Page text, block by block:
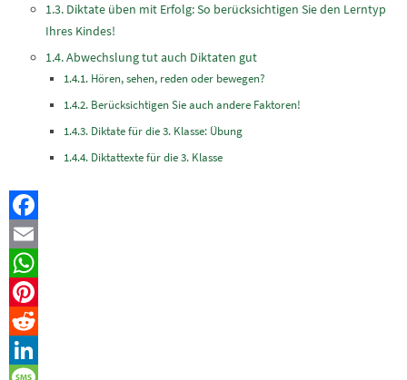
Diktate üben mit Erfolg: So berücksichtigen Sie den Lerntyp
Ihres Kindes!
Abwechslung tut auch Diktaten gut
Hören, sehen, reden oder bewegen?
Berücksichtigen Sie auch andere Faktoren!
Diktate für die 3. Klasse: Übung
Diktattexte für die 3. Klasse
Facebook
Email
WhatsApp
Pinterest
Reddit